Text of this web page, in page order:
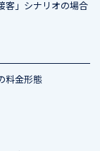
客」シナリオの場合
料金形態